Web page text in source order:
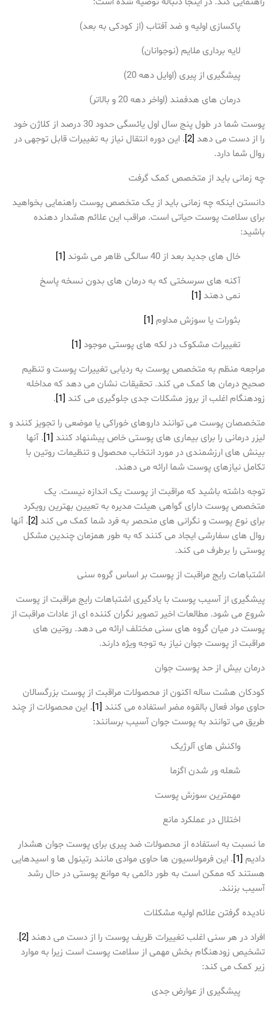
پاکسازی اولیه و ضد آفتاب (از کودکی به بعد)
لایه برداری ملایم (نوجوانان)
پیشگیری از پیری (اوایل دهه 20)
درمان های هدفمند (اواخر دهه 20 و بالاتر)
پوست شما در طول پنج سال اول یائسگی حدود 30 درصد از کلاژن خود
را از دست می دهد [2]
. این دوره انتقال نیاز به تغییرات قابل توجهی در
روال شما دارد.
چه زمانی باید از متخصص کمک گرفت
دانستن اینکه چه زمانی باید از یک متخصص پوست راهنمایی بخواهید
برای سلامت پوست حیاتی است. مراقب این علائم هشدار دهنده
باشید:
خال های جدید بعد از 40 سالگی ظاهر می شوند
[1]
آکنه های سرسختی که به درمان های بدون نسخه پاسخ
نمی دهند [1]
بثورات یا سوزش مداوم [1]
تغییرات مشکوک در لکه های پوستی موجود [1]
مراجعه منظم به متخصص پوست به ردیابی تغییرات پوست و تنظیم
صحیح درمان ها کمک می کند. تحقیقات نشان می دهد که مداخله
زودهنگام اغلب از بروز مشکلات جدی جلوگیری می کند [1]
.
متخصصان پوست می توانند داروهای خوراکی یا موضعی را تجویز کنند و
لیزر درمانی را برای بیماری های پوستی خاص پیشنهاد کنند [1]
. آنها
بینش های ارزشمندی در مورد انتخاب محصول و تنظیمات روتین با
تکامل نیازهای پوست شما ارائه می دهند.
توجه داشته باشید که مراقبت از پوست یک اندازه نیست. یک
متخصص پوست دارای گواهی هیئت مدیره به تعیین بهترین رویکرد
برای نوع پوست و نگرانی های منحصر به فرد شما کمک می کند [2]
. آنها
روال های سفارشی ایجاد می کنند که به طور همزمان چندین مشکل
پوستی را برطرف می کند.
اشتباهات رایج مراقبت از پوست بر اساس گروه سنی
پیشگیری از آسیب پوست با یادگیری اشتباهات رایج مراقبت از پوست
شروع می شود. مطالعات اخیر تصویر نگران کننده ای از عادات مراقبت از
پوست در میان گروه های سنی مختلف ارائه می دهد. روتین های
مراقبت از پوست جوان نیاز به توجه ویژه دارند.
درمان بیش از حد پوست جوان
کودکان هشت ساله اکنون از محصولات مراقبت از پوست بزرگسالان
حاوی مواد فعال بالقوه مضر استفاده می کنند [1]
. این محصولات از چند
طریق می توانند به پوست جوان آسیب برسانند:
واکنش های آلرژیک
شعله ور شدن اگزما
مهمترین سوزش پوست
اختلال در عملکرد مانع
ما نسبت به استفاده از محصولات ضد پیری برای پوست جوان هشدار
دادیم [1]
. این فرمولاسیون ها حاوی موادی مانند رتینول ها و اسیدهایی
هستند که ممکن است به طور دائمی به موانع پوستی در حال رشد
آسیب بزنند.
نادیده گرفتن علائم اولیه مشکلات
افراد در هر سنی اغلب تغییرات ظریف پوست را از دست می دهند [2]
.
تشخیص زودهنگام بخش مهمی از سلامت پوست است زیرا به موارد
زیر کمک می کند:
پیشگیری از عوارض جدی